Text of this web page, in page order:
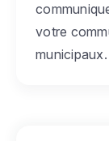
votre
municipaux.